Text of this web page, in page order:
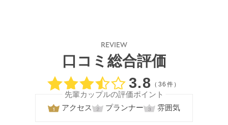
REVIEW
口コミ総合評価
口コミ評価
3.8 （36件）
先輩カップルの評価ポイント
アクセス
プランナー 雰囲気